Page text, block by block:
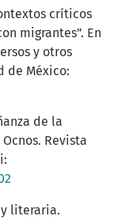
críticos
migrantes”. En
y otros
de México:
de la
Revista
y literaria.